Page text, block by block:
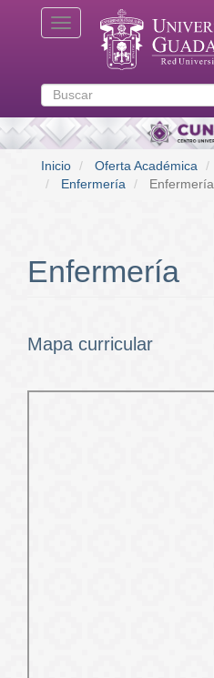
Toggle navigation
Buscar
Inicio Oferta Académica
Enfermería
Enfermería
Enfermería
Mapa curricular